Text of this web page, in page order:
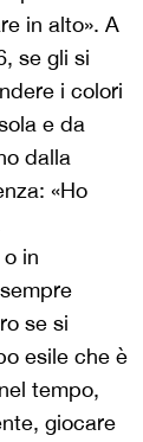
in alto». A
se gli si
i colori
e da
dalla
«Ho
in
se si
esile che è
tempo,
giocare